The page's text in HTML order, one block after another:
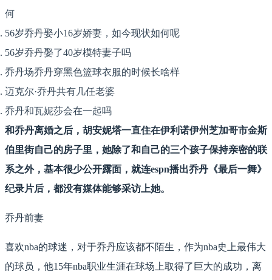
何
56岁乔丹娶小16岁娇妻，如今现状如何呢
56岁乔丹娶了40岁模特妻子吗
乔丹场乔丹穿黑色篮球衣服的时候长啥样
迈克尔·乔丹共有几任老婆
乔丹和瓦妮莎会在一起吗
和乔丹离婚之后，胡安妮塔一直住在伊利诺伊州芝加哥市金斯
伯里街自己的房子里，她除了和自己的三个孩子保持亲密的联
系之外，基本很少公开露面，就连espn播出乔丹《最后一舞》
纪录片后，都没有媒体能够采访上她。
乔丹前妻
喜欢nba的球迷，对于乔丹应该都不陌生，作为nba史上最伟大
的球员，他15年nba职业生涯在球场上取得了巨大的成功，离